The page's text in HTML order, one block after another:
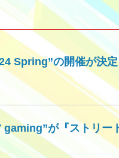
Spring”の開催が決定
gaming”が『ストリ